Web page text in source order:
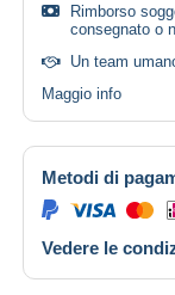
Rimborso
consegnato o
Un team
Maggio info
Metodi di
Vedere le